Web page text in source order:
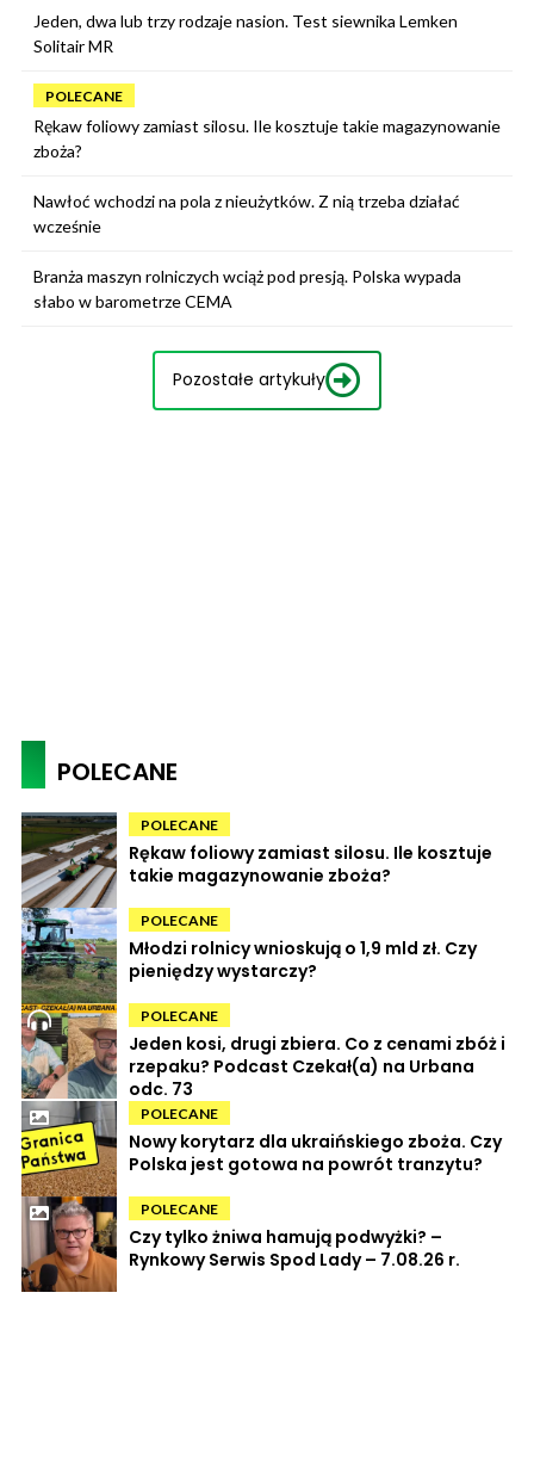
Jeden, dwa lub trzy rodzaje nasion. Test siewnika Lemken
Solitair MR
POLECANE
Rękaw foliowy zamiast silosu. Ile kosztuje takie magazynowanie
zboża?
Nawłoć wchodzi na pola z nieużytków. Z nią trzeba działać
wcześnie
Branża maszyn rolniczych wciąż pod presją. Polska wypada
słabo w barometrze CEMA
Pozostałe artykuły
POLECANE
POLECANE
Rękaw foliowy zamiast silosu. Ile kosztuje
takie magazynowanie zboża?
POLECANE
Młodzi rolnicy wnioskują o 1,9 mld zł. Czy
pieniędzy wystarczy?
POLECANE
Jeden kosi, drugi zbiera. Co z cenami zbóż i
rzepaku? Podcast Czekał(a) na Urbana
odc. 73
POLECANE
Nowy korytarz dla ukraińskiego zboża. Czy
Polska jest gotowa na powrót tranzytu?
POLECANE
Czy tylko żniwa hamują podwyżki? –
Rynkowy Serwis Spod Lady – 7.08.26 r.